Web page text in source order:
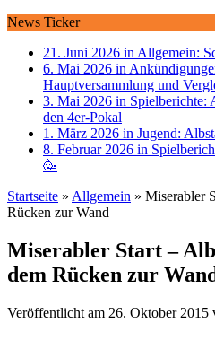
News Ticker
21. Juni 2026 in Allgemein:
6. Mai 2026 in
Hauptversammlung und
3. Mai 2026 in Spielberichte:
den 4er-Pokal
1. März 2026 in Jugend:
8. Februar 2026 in
🥳
Startseite » Allgemein » Miserabler
Rücken zur Wand
Miserabler Start –
dem Rücken zur
Veröffentlicht am 26. Oktober 2015